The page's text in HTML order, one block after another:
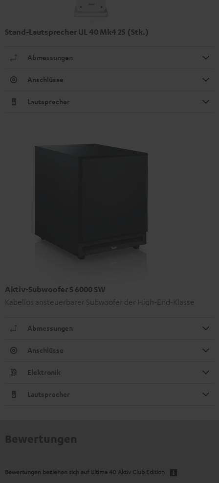
Stand-Lautsprecher UL 40 Mk4 25 (Stk.)
Abmessungen
Anschlüsse
Lautsprecher
Aktiv-Subwoofer S 6000 SW
Kabellos ansteuerbarer Subwoofer der High-End-Klasse
Abmessungen
Anschlüsse
Elektronik
Lautsprecher
Bewertungen beziehen sich auf Ultima 40 Aktiv Club Edition